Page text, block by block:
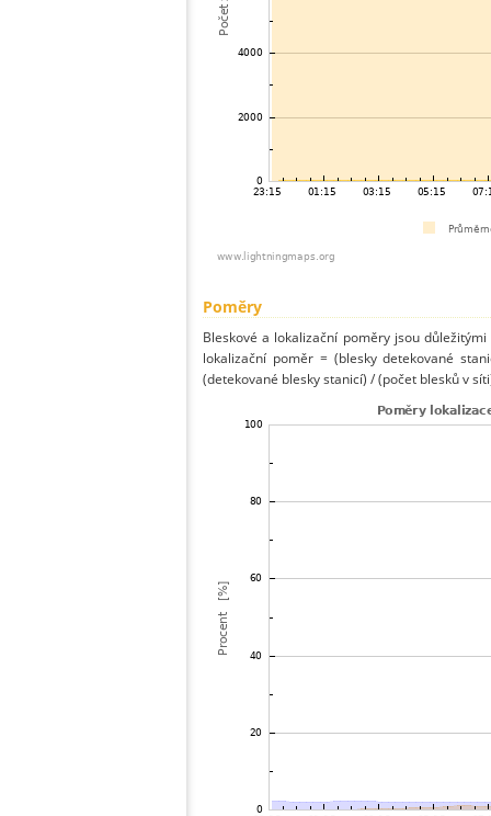
Poměry
Bleskové a lokalizační poměry jsou
lokalizační poměr = (blesky detekované
(detekované blesky stanicí) / (počet blesků v